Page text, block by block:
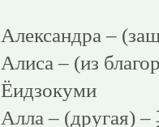
Александра –
Алиса – (из
Ёидзокуми
Алла – (другая)